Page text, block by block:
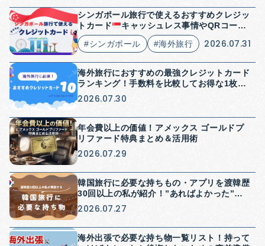
シンガポール旅行で使えるおすすめクレジッ
トカード
キャッシュレス事情やQRコード
決済についても解説
#シンガポール
#海外旅行 2026.07.31
海外旅行におすすめの最強クレジットカード
ランキング！手数料を比較してお得な1枚を
紹介
2026.07.30
年会費以上の価値！アメックス ゴールドプ
リファード特典まとめ＆活用術
2026.07.29
韓国旅行に必要な持ちもの・アプリを渡韓歴
30回以上の私が紹介！”あればよかった”を
防げる持ち物紹介
2026.07.27
海外出張で必要な持ち物一覧リスト！持って